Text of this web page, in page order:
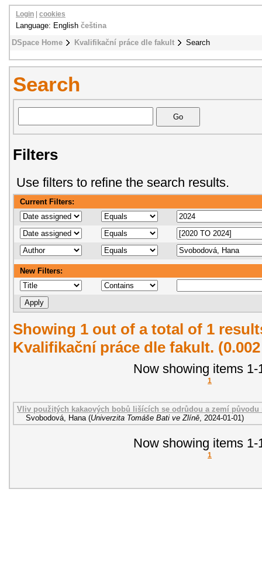
DSpace Home Kvalifikační práce dle fakult Search
Login cookies
Language: English čeština
Search
Filters
Use filters to refine the search results.
Current Filters:
New Filters:
Showing 1 out of a total of 1
Kvalifikační práce dle fakult.
Now showing items 1-
1
Vliv použitých kakaových bobů lišících se odrůdou a zemí původu
Svobodová, Hana (Univerzita Tomáše Bati ve Zlíně 2024-01-01 )
Now showing items 1-
1